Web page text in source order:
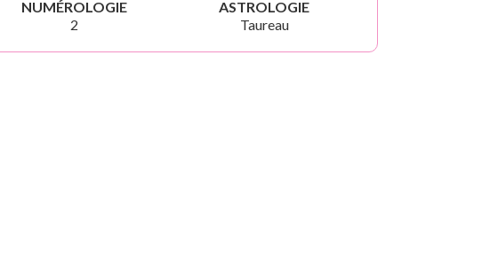
NUMÉROLOGIE
2
ASTROLOGIE
Taureau